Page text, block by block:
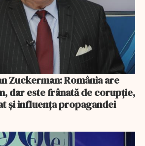
dar este frânată de corupție,
și influența propagandei